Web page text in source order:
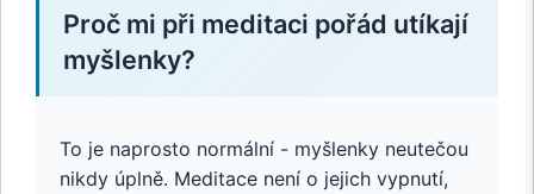
Proč mi při meditaci pořád utíkají
myšlenky?
To je naprosto normální - myšlenky neutečou
nikdy úplně. Meditace není o jejich vypnutí,